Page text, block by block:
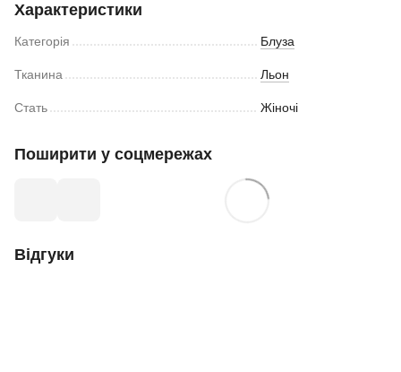
Характеристики
Категорія Блуза
Тканина Льон
Стать Жіночі
Поширити у соцмережах
Відгуки